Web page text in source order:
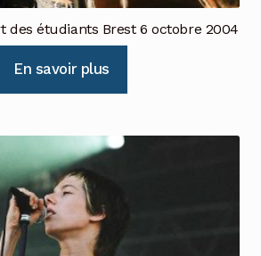
des étudiants Brest 6 octobre 2004
En savoir plus